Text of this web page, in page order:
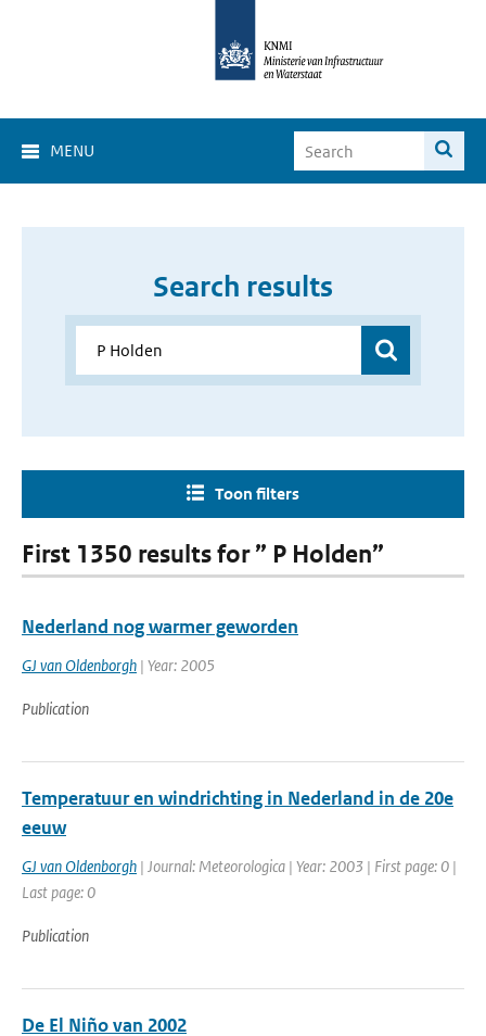
MENU
Search results
Toon filters
First 1350 results for ” P Holden”
Nederland nog warmer geworden
GJ van Oldenborgh | Year: 2005
Publication
Temperatuur en windrichting in Nederland in de 20e
eeuw
GJ van Oldenborgh | Journal: Meteorologica | Year: 2003 | First page: 0 |
Last page: 0
Publication
De El Niño van 2002